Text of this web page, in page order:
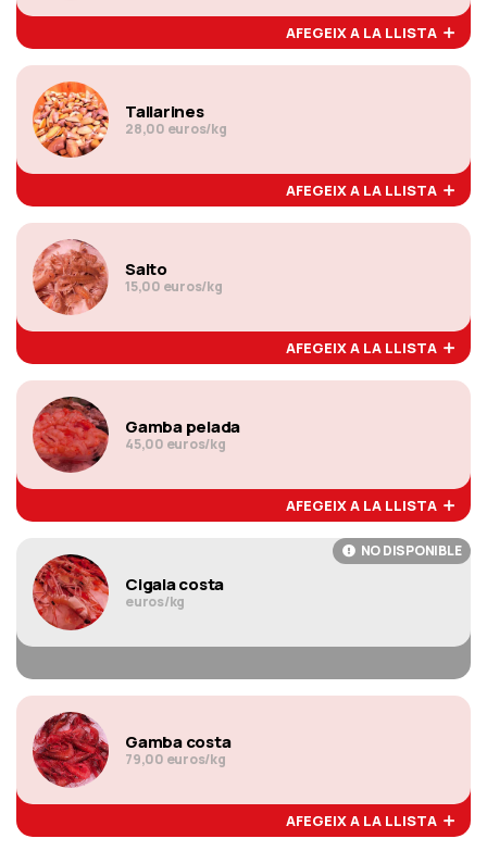
AFEGEIX A LA LLISTA
Tallarines
28,00 euros/kg
AFEGEIX A LA LLISTA
Saito
15,00 euros/kg
AFEGEIX A LA LLISTA
Gamba pelada
45,00 euros/kg
AFEGEIX A LA LLISTA
NO DISPONIBLE
Cigala costa
euros/kg
Gamba costa
79,00 euros/kg
AFEGEIX A LA LLISTA